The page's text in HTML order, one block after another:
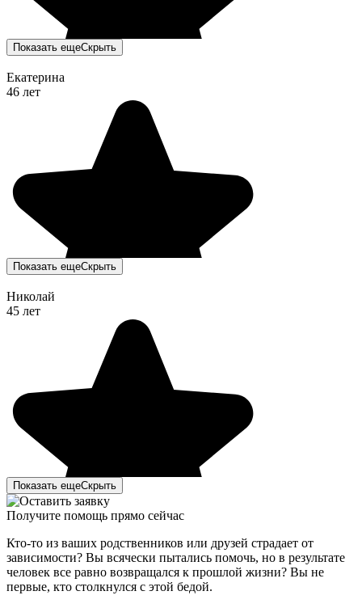
Показать ещеСкрыть
Екатерина
46 лет
Показать ещеСкрыть
Николай
45 лет
Показать ещеСкрыть
Получите помощь прямо сейчас
Кто-то из ваших родственников или друзей страдает от
зависимости? Вы всячески пытались помочь, но в результате
человек все равно возвращался к прошлой жизни? Вы не
первые, кто столкнулся с этой бедой.